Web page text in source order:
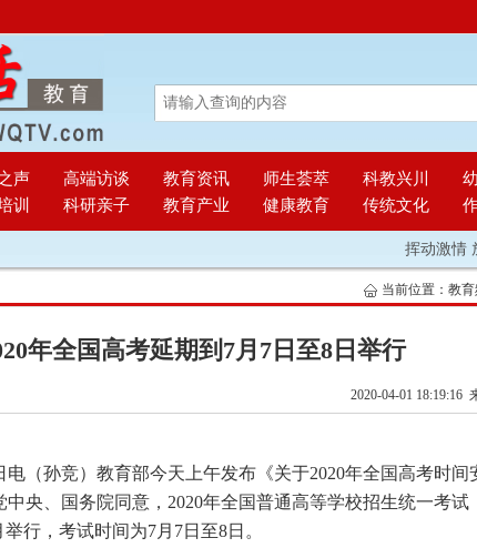
声 高端访谈 教育资讯 师生荟萃 科教兴川
训 科研亲子 教育产业 健康教育 传统文化
挥动激情
当前位置： 教育
年全国高考延期到7月7日至8日举行
2020-04-01 18:19:16
电（孙竞）教育部今天上午发布《关于2020年全国高考时间
央、国务院同意，2020年全国普通高等学校招生统一考试
行，考试时间为7月7日至8日。